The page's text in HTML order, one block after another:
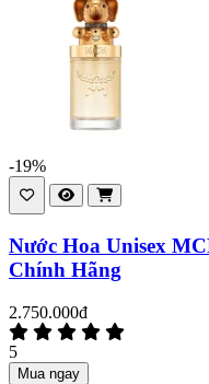
-19%
Nước Hoa Unisex
Chính Hãng
2.750.000đ
5
Mua ngay